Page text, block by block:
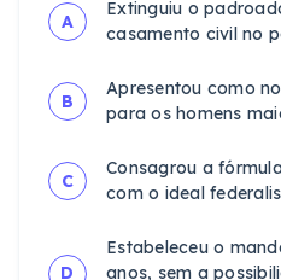
A
Extinguiu o
casamento civil no
B
Apresentou como
para os homens
C
Consagrou a
com o ideal
D
Estabeleceu o
anos, sem a